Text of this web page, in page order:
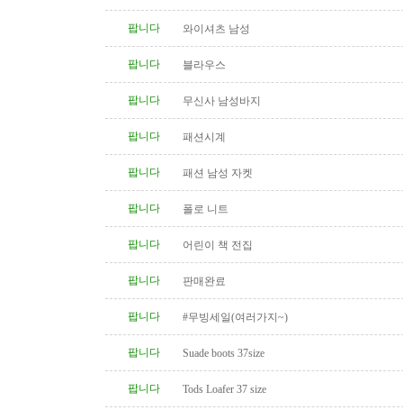
팝니다 와이셔츠 남성
팝니다 블라우스
팝니다 무신사 남성바지
팝니다 패션시계
팝니다 패션 남성 자켓
팝니다 폴로 니트
팝니다 어린이 책 전집
팝니다 판매완료
팝니다 #무빙세일(여러가지~)
팝니다 Suade boots 37size
팝니다 Tods Loafer 37 size